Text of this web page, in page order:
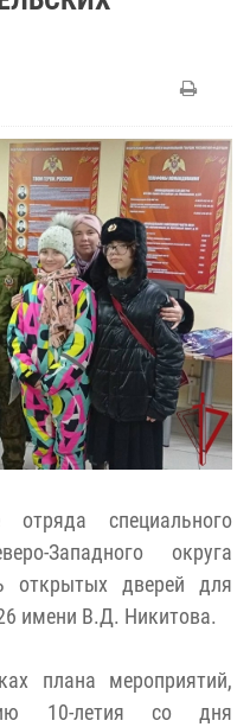
специального
Западного округа
открытых дверей для
имени В.Д. Никитова.
плана мероприятий,
10-летия со дня